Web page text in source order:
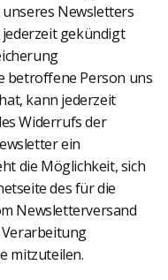
Newsletters
gekündigt
betroffene Person uns
kann jederzeit
Widerrufs der
ein
die Möglichkeit, sich
des für die
Newsletterversand
mitzuteilen.